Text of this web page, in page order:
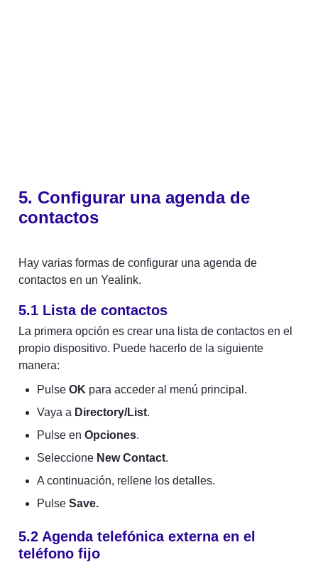
5. Configurar una agenda de
contactos
Hay varias formas de configurar una agenda de
contactos en un Yealink.
5.1 Lista de contactos
La primera opción es crear una lista de contactos en el
propio dispositivo. Puede hacerlo de la siguiente
manera:
Pulse OK para acceder al menú principal.
Vaya a Directory/List.
Pulse en Opciones.
Seleccione New Contact.
A continuación, rellene los detalles.
Pulse Save.
5.2 Agenda telefónica externa en el
teléfono fijo